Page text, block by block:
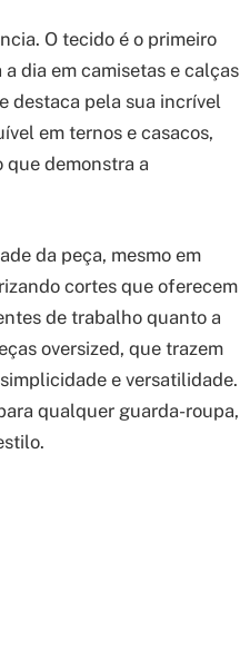
O tecido é o primeiro
dia em camisetas e calças
destaca pela sua incrível
em ternos e casacos,
que demonstra a
da peça, mesmo em
cortes que oferecem
de trabalho quanto a
oversized, que trazem
e versatilidade.
qualquer guarda-roupa,